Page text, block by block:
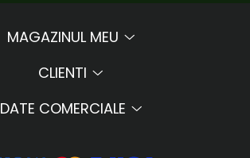
MAGAZINUL MEU
CLIENTI
DATE COMERCIALE